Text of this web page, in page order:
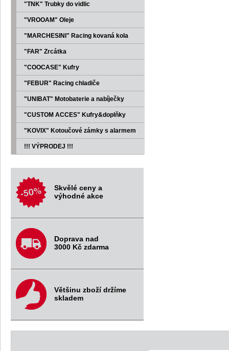
"TNK" Trubky do vidlic
"VROOAM" Oleje
"MARCHESINI" Racing kovaná kola
"FAR" Zrcátka
"COOCASE" Kufry
"FEBUR" Racing chladiče
"UNIBAT" Motobaterie a nabíječky
"CUSTOM ACCES" Kufry&doplňky
"KOVIX" Kotoučové zámky s alarmem
!!! VÝPRODEJ !!!
Skvělé ceny a
výhodné akce
Doprava nad
3000 Kč zdarma
Většinu zboží držíme
skladem